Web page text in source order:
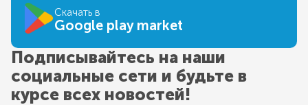
Скачать в
Google play market
Подписывайтесь на наши
социальные сети и будьте в
курсе всех новостей!